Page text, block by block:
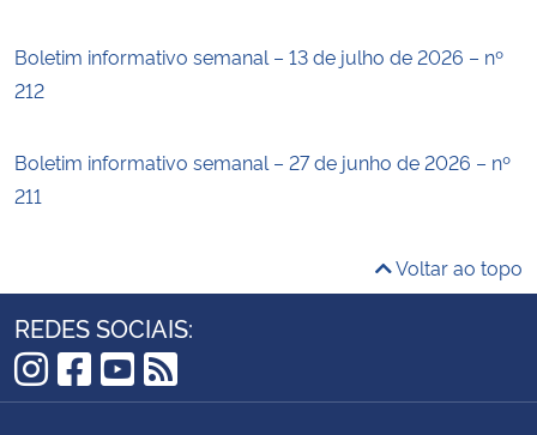
Boletim informativo semanal – 13 de julho de 2026 – nº
212
Boletim informativo semanal – 27 de junho de 2026 – nº
211
Voltar ao topo
REDES SOCIAIS:
Instagram
Facebook
YouTube
RSS